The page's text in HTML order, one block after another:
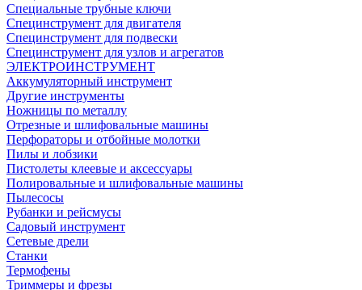
Специальные трубные ключи
Специнструмент для двигателя
Специнструмент для подвески
Специнструмент для узлов и агрегатов
ЭЛЕКТРОИНСТРУМЕНТ
Аккумуляторный инструмент
Другие инструменты
Ножницы по металлу
Отрезные и шлифовальные машины
Перфораторы и отбойные молотки
Пилы и лобзики
Пистолеты клеевые и аксессуары
Полировальные и шлифовальные машины
Пылесосы
Рубанки и рейсмусы
Садовый инструмент
Сетевые дрели
Станки
Термофены
Триммеры и фрезы